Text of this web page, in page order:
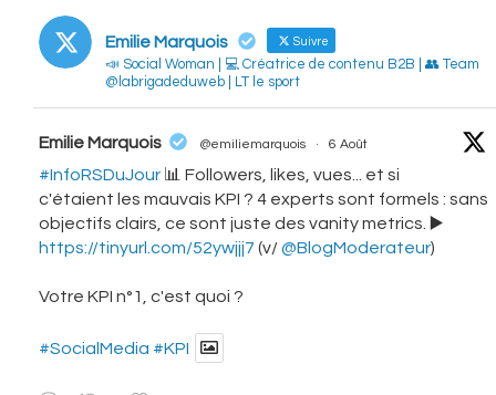
Emilie Marquois Suivre
📣 Social Woman | 💻 Créatrice de contenu B2B | 👥 Team
@labrigadeduweb | LT le sport
Emilie Marquois @emiliemarquois · 6 Août
#InfoRSDuJour 📊 Followers, likes, vues... et si
c'étaient les mauvais KPI ? 4 experts sont formels : sans
objectifs clairs, ce sont juste des vanity metrics. ▶️
https://tinyurl.com/52ywjjj7 (v/@BlogModerateur)
Votre KPI n°1, c'est quoi ?
#SocialMedia #KPI